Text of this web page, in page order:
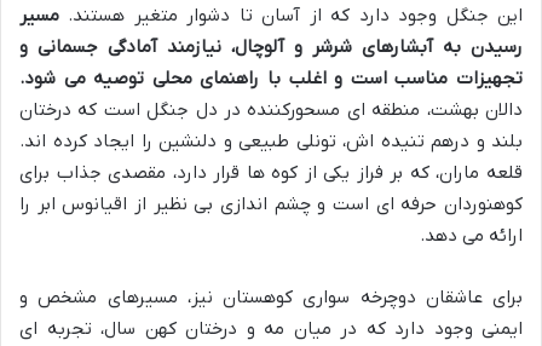
این جنگل وجود دارد که از آسان تا دشوار متغیر هستند. مسیر
رسیدن به آبشارهای شرشر و آلوچال، نیازمند آمادگی جسمانی و
تجهیزات مناسب است و اغلب با راهنمای محلی توصیه می شود.
دالان بهشت، منطقه ای مسحورکننده در دل جنگل است که درختان
بلند و درهم تنیده اش، تونلی طبیعی و دلنشین را ایجاد کرده اند.
قلعه ماران، که بر فراز یکی از کوه ها قرار دارد، مقصدی جذاب برای
کوهنوردان حرفه ای است و چشم اندازی بی نظیر از اقیانوس ابر را
ارائه می دهد.
برای عاشقان دوچرخه سواری کوهستان نیز، مسیرهای مشخص و
ایمنی وجود دارد که در میان مه و درختان کهن سال، تجربه ای